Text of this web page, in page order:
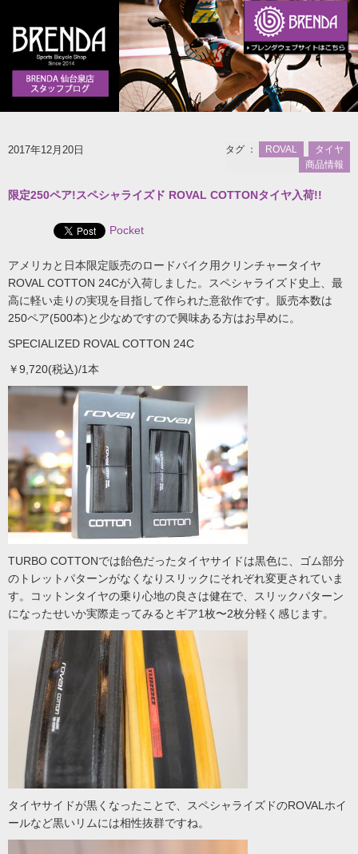
2017年12月20日 タグ ： ROVAL
タイヤ
商品情報
限定250ペア!スペシャライズド ROVAL COTTONタイヤ入荷!!
Pocket
アメリカと日本限定販売のロードバイク用クリンチャータイヤ
ROVAL COTTON 24Cが入荷しました。スペシャライズド史上、最
高に軽い走りの実現を目指して作られた意欲作です。販売本数は
250ペア(500本)と少なめですので興味ある方はお早めに。
SPECIALIZED ROVAL COTTON 24C
￥9,720(税込)/1本
TURBO COTTONでは飴色だったタイヤサイドは黒色に、ゴム部分
のトレットパターンがなくなりスリックにそれぞれ変更されていま
す。コットンタイヤの乗り心地の良さは健在で、スリックパターン
になったせいか実際走ってみるとギア1枚〜2枚分軽く感じます。
タイヤサイドが黒くなったことで、スペシャライズドのROVALホイ
ールなど黒いリムには相性抜群ですね。